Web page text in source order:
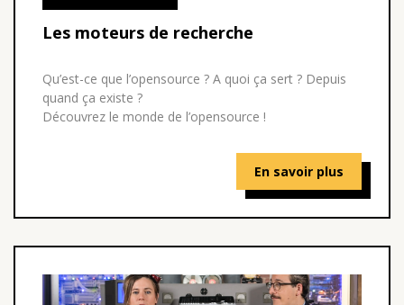
Les moteurs de recherche
Qu’est-ce que l’opensource ? A quoi ça sert ? Depuis
quand ça existe ?
Découvrez le monde de l’opensource !
En savoir plus